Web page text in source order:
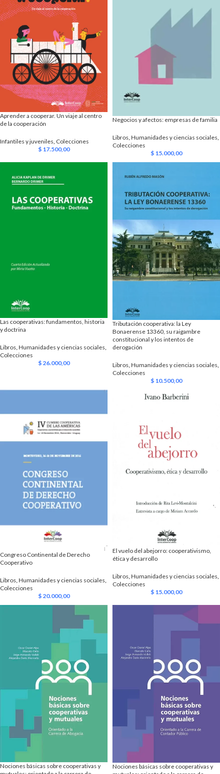
Aprender a cooperar. Un viaje al centro
de la cooperación
Infantiles y juveniles, Colecciones
$17.500,00
Negocios y afectos: empresas de familia
Libros Humanidades y ciencias sociales
Colecciones
$15.000,00
Las cooperativas: fundamentos, historia
y doctrina
Libros, Humanidades y ciencias sociales,
Colecciones
$26.000,00
Tributación cooperativa: la Ley
Bonaerense 13360, su raigambre
constitucional y los intentos de
derogación
Libros Humanidades y ciencias sociales
Colecciones
$10.500,00
Congreso Continental de Derecho
Cooperativo
Libros, Humanidades y ciencias sociales,
Colecciones
$20.000,00
El vuelo del abejorro: cooperativismo,
ética y desarrollo
Libros, Humanidades y ciencias sociales,
Colecciones
$15.000,00
Nociones básicas sobre cooperativas y
Nociones básicas sobre cooperativas y